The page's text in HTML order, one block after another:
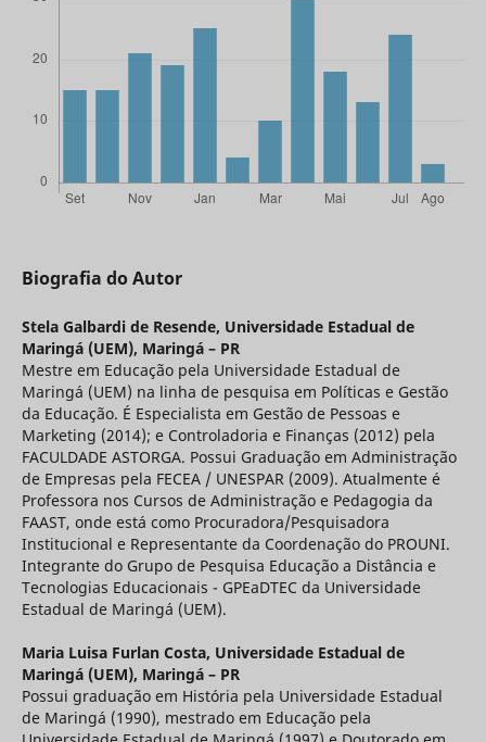
Biografia do Autor
Stela Galbardi de Resende, Universidade Estadual de
Maringá (UEM), Maringá – PR
Mestre em Educação pela Universidade Estadual de
Maringá (UEM) na linha de pesquisa em Políticas e Gestão
da Educação. É Especialista em Gestão de Pessoas e
Marketing (2014); e Controladoria e Finanças (2012) pela
FACULDADE ASTORGA. Possui Graduação em Administração
de Empresas pela FECEA / UNESPAR (2009). Atualmente é
Professora nos Cursos de Administração e Pedagogia da
FAAST, onde está como Procuradora/Pesquisadora
Institucional e Representante da Coordenação do PROUNI.
Integrante do Grupo de Pesquisa Educação a Distância e
Tecnologias Educacionais - GPEaDTEC da Universidade
Estadual de Maringá (UEM).
Maria Luisa Furlan Costa, Universidade Estadual de
Maringá (UEM), Maringá – PR
Possui graduação em História pela Universidade Estadual
de Maringá (1990), mestrado em Educação pela